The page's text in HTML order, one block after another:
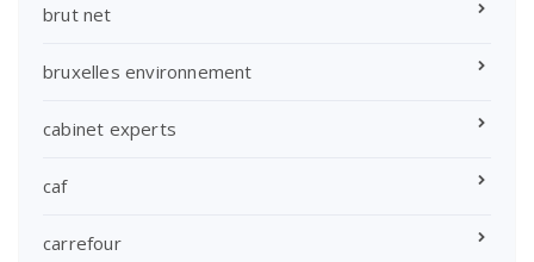
brut net
bruxelles environnement
cabinet experts
caf
carrefour